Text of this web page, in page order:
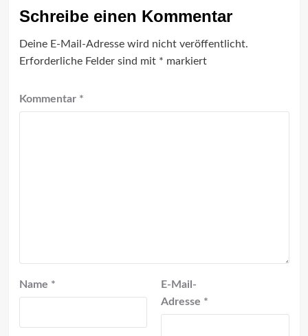
Schreibe einen Kommentar
Deine E-Mail-Adresse wird nicht veröffentlicht.
Erforderliche Felder sind mit * markiert
Kommentar *
Name *
E-Mail-
Adresse *